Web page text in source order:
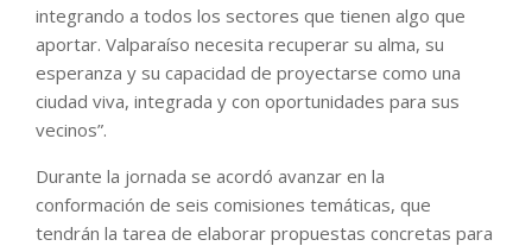
integrando a todos los sectores que tienen algo que
aportar. Valparaíso necesita recuperar su alma, su
esperanza y su capacidad de proyectarse como una
ciudad viva, integrada y con oportunidades para sus
vecinos”.
Durante la jornada se acordó avanzar en la
conformación de seis comisiones temáticas, que
tendrán la tarea de elaborar propuestas concretas para